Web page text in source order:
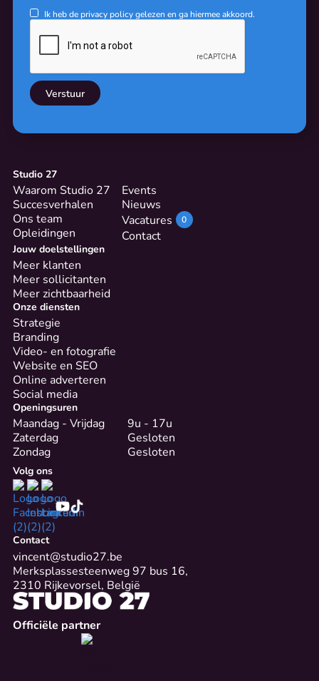
Ik heb deprivacy policygelezen en ga hiermee akkoord.
Officiële partner
Contact
vincent@studio27.be
Merksplassesteenweg 97 bus 16,
2310 Rijkevorsel, België
Volg ons
Openingsuren
Maandag - Vrijdag
Zaterdag
Zondag
9u - 17u
Gesloten
Gesloten
Onze diensten
Strategie
Branding
Video- en fotografie
Website en SEO
Online adverteren
Social media
Jouw doelstellingen
Meer klanten
Meer sollicitanten
Meer zichtbaarheid
Studio 27
Waarom Studio 27
Succesverhalen
Ons team
Opleidingen
Events
Nieuws
Vacatures
0
Contact